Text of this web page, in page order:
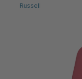
Russell
Bildergalerie